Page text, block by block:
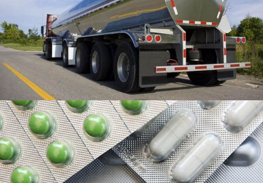
fólie, ktorá sa používa na balenie rôznych
farmaceutických výrobkov, ako sú tablety, kapsuly,
tabletky, a prášky.
Letecký hliník
Letecký hliník je vysoko pevná deformačná hliníková